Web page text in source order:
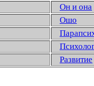
Он и она
Ошо
Развитие